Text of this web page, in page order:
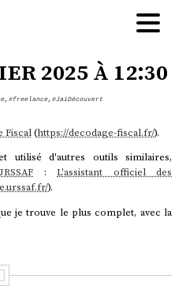
2025 à 12:30
, #freelance, #JaiDécouvert
Fiscal(https://decodage-fiscal.fr/).
utilisé d'autres outils similaires,
:L'assistant officiel des
).
je trouve le plus complet, avec la